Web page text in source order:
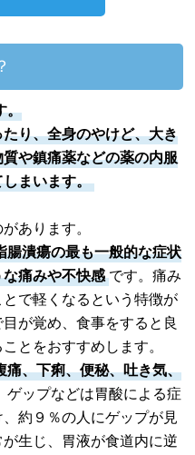
。
り、全身のやけど、大き
や鎮痛薬などの薬の内服
まいます。
あります。
腸潰瘍の最も一般的な症状
痛みや不快感です。痛み
で軽くなるという特徴が
が覚め、食事をすると良
とをおすすめします。
痛、下痢、便秘、吐き気、
ゲップなどは胃酸による症
約９％の人にゲップが見
生じ、胃液が食道内に逆